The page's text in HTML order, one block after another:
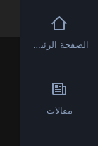
الصفحة الرئيسية
مقالات